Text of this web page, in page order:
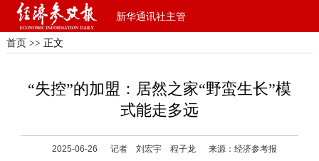
新华通讯社主管
首页 >> 正文
“失控”的加盟：居然之家“野蛮生长”模
式能走多远
2025-06-26 记者 刘宏宇 程子龙 来源：经济参考报